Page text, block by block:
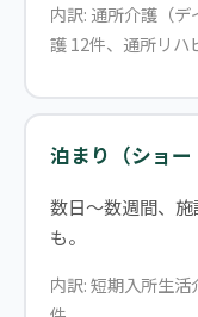
内訳: 通所介護（
護 12件、通所リハ
泊まり（ショー
数日〜数週間、
も。
内訳: 短期入所生